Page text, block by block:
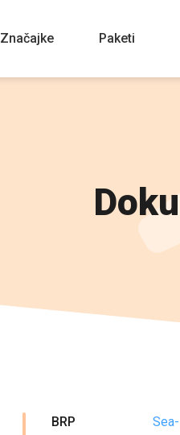
Značajke Paketi
BRP